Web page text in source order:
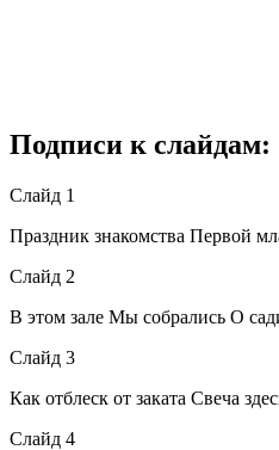
Подписи к слайдам:
Слайд 1
Праздник знакомства Первой
Слайд 2
В этом зале Мы собрались О
Слайд 3
Как отблеск от заката Свеча
Слайд 4